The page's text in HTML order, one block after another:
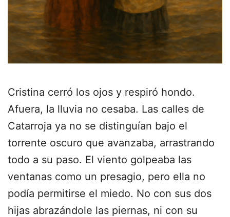
Cristina cerró los ojos y respiró hondo.
Afuera, la lluvia no cesaba. Las calles de
Catarroja ya no se distinguían bajo el
torrente oscuro que avanzaba, arrastrando
todo a su paso. El viento golpeaba las
ventanas como un presagio, pero ella no
podía permitirse el miedo. No con sus dos
hijas abrazándole las piernas, ni con su